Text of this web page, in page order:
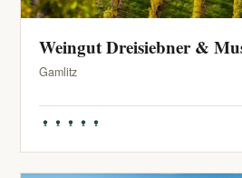
Weingut Dreisiebner &
Gamlitz